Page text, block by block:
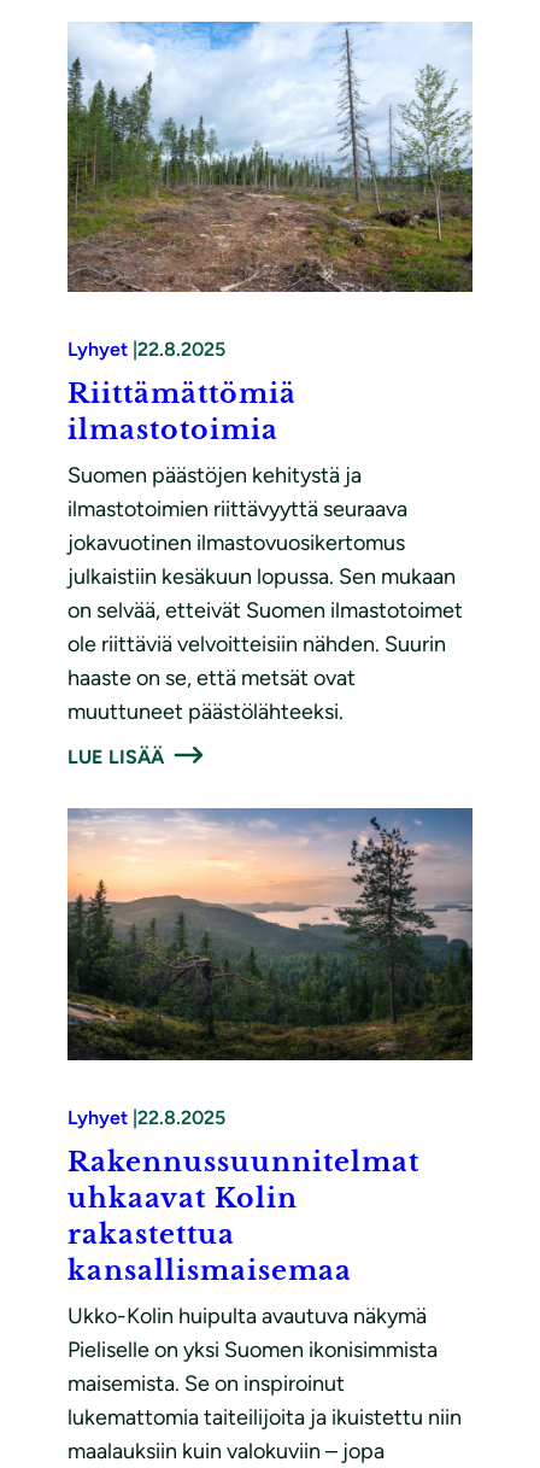
Lyhyet |22.8.2025
Riittämättömiä
ilmastotoimia
Suomen päästöjen kehitystä ja
ilmastotoimien riittävyyttä seuraava
jokavuotinen ilmastovuosikertomus
julkaistiin kesäkuun lopussa. Sen mukaan
on selvää, etteivät Suomen ilmastotoimet
ole riittäviä velvoitteisiin nähden. Suurin
haaste on se, että metsät ovat
muuttuneet päästölähteeksi.
LUE LISÄÄ
Lyhyet |22.8.2025
Rakennussuunnitelmat
uhkaavat Kolin
rakastettua
kansallismaisemaa
Ukko-Kolin huipulta avautuva näkymä
Pieliselle on yksi Suomen ikonisimmista
maisemista. Se on inspiroinut
lukemattomia taiteilijoita ja ikuistettu niin
maalauksiin kuin valokuviin – jopa